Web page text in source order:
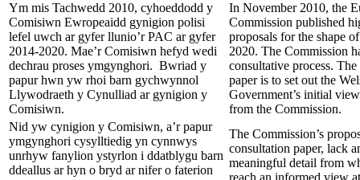
Ym mis Tachwedd 2010, cyhoeddodd y
Comisiwn Ewropeaidd gynigion polisi
lefel uwch ar gyfer llunio’r PAC ar gyfer
2014-2020. Mae’r Comisiwn hefyd wedi
dechrau proses ymgynghori. Bwriad y
papur hwn yw rhoi barn gychwynnol
Llywodraeth y Cynulliad ar gynigion y
Comisiwn.
In November 2010, the
Commission published
proposals for the shape
2020. The Commission
consultative process.
paper is to set out the
Government’s initial
from the Commission.
Nid yw cynigion y Comisiwn, a’r papur
ymgynghori cysylltiedig yn cynnwys
unrhyw fanylion ystyrlon i ddatblygu barn
ddeallus ar hyn o bryd ar nifer o faterion
The Commission’s
consultation paper, lack
meaningful detail from